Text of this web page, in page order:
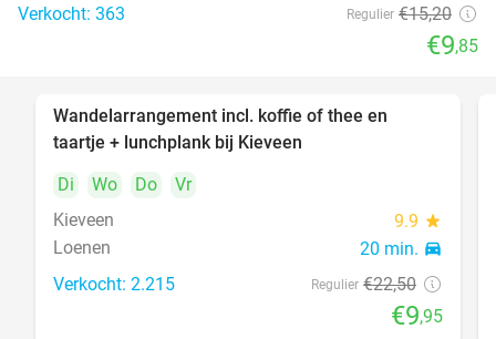
Verkocht: 363 Regulier €15,20
€9,85
DAY
FULL
Wandelarrangement incl. koffie of thee en
taartje + lunchplank bij Kieveen
Di
Wo Do
Vr
Kieveen
9.9 star
Loenen 20 min. directions_car
Verkocht: 2.215 Regulier €22,50
€9,95